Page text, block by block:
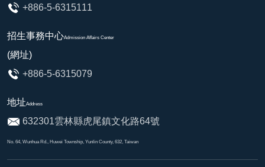
+886-5-6315111
招生事務中心Admission Affairs Center
(網址)
+886-5-6315079
地址Address
632301雲林縣虎尾鎮文化路64號
No. 64, Wunhua Rd., Huwei Township, Yunlin County, 632, Taiwan